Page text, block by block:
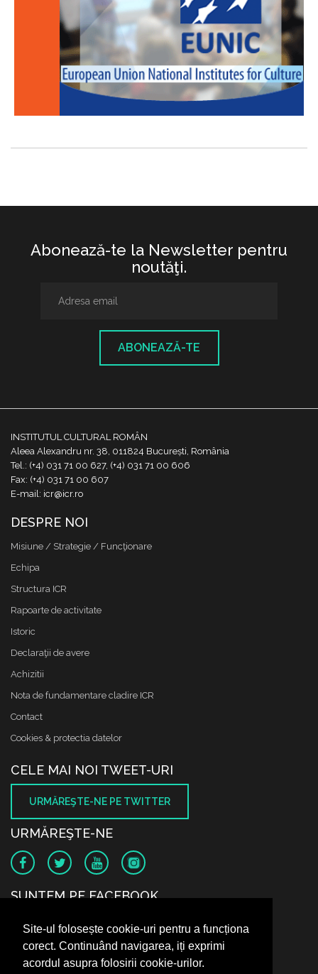
Site-ul folosește cookie-uri pentru a funcționa
corect. Continuând navigarea, iți exprimi
acordul asupra folosirii cookie-urilor.
Abonează-te la Newsletter pentru
noutăţi.
ABONEAZĂ-TE
INSTITUTUL CULTURAL ROMÂN
Aleea Alexandru nr. 38, 011824 București, România
Tel.: (+4) 031 71 00 627, (+4) 031 71 00 606
Fax: (+4) 031 71 00 607
E-mail: icr@icr.ro
DESPRE NOI
Misiune / Strategie / Funcţionare
Echipa
Structura ICR
Rapoarte de activitate
Istoric
Declaraţii de avere
Achizitii
Nota de fundamentare cladire ICR
Contact
Cookies & protectia datelor
CELE MAI NOI TWEET-URI
URMĂREŞTE-NE PE TWITTER
URMĂREŞTE-NE
SUNTEM PE FACEBOOK